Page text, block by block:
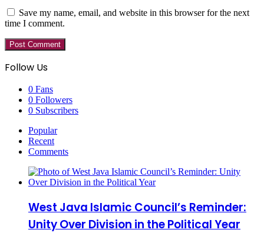
Save my name, email, and website in this browser for the next
time I comment.
Follow Us
0 Fans
0 Followers
0 Subscribers
Popular
Recent
Comments
West Java Islamic Council’s Reminder:
Unity Over Division in the Political Year